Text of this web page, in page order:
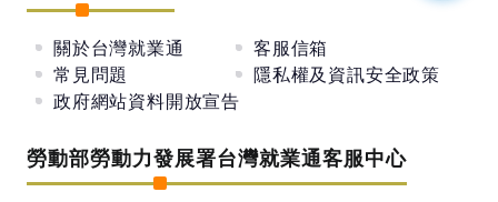
關於台灣就業通
客服信箱
常見問題
隱私權及資訊安全政策
政府網站資料開放宣告
勞動部勞動力發展署台灣就業通客服中心